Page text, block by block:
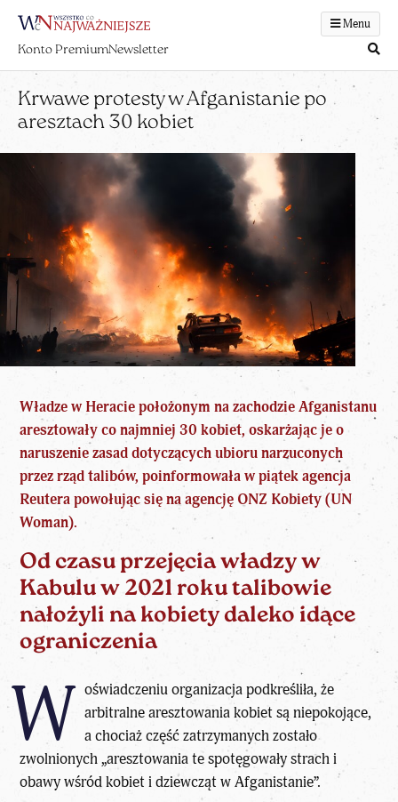
Menu
Konto PremiumNewsletter
Krwawe protesty w Afganistanie po
aresztach 30 kobiet
Władze w Heracie położonym na zachodzieAfganistanu
aresztowały co najmniej 30 kobiet, oskarżając je o
naruszenie zasad dotyczących ubioru narzuconych
przez rząd talibów, poinformowała w piątek agencja
Reutera powołując się na agencję ONZ Kobiety (UN
Woman).
Od czasu przejęcia władzy w
Kabulu w 2021 roku talibowie
nałożyli na kobiety daleko idące
ograniczenia
W oświadczeniu organizacja podkreśliła, że
arbitralne aresztowania kobiet są niepokojące,
a chociaż część zatrzymanych zostało
zwolnionych „aresztowania te spotęgowały strach i
obawy wśród kobiet i dziewcząt w Afganistanie”.